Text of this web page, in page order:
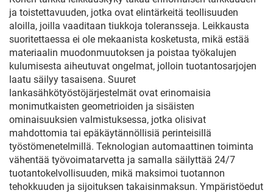
ja toistettavuuden, jotka ovat elintärkeitä teollisuuden
aloilla, joilla vaaditaan tiukkoja toleransseja. Leikkausta
suoritettaessa ei ole mekaanista kosketusta, mikä estää
materiaalin muodonmuutoksen ja poistaa työkalujen
kulumisesta aiheutuvat ongelmat, jolloin tuotantosarjojen
laatu säilyy tasaisena. Suuret
lankasähkötyöstöjärjestelmät ovat erinomaisia
monimutkaisten geometrioiden ja sisäisten
ominaisuuksien valmistuksessa, jotka olisivat
mahdottomia tai epäkäytännöllisiä perinteisillä
työstömenetelmillä. Teknologian automaattinen toiminta
vähentää työvoimatarvetta ja samalla säilyttää 24/7
tuotantokelvollisuuden, mikä maksimoi tuotannon
tehokkuuden ja sijoituksen takaisinmaksun. Ympäristöedut